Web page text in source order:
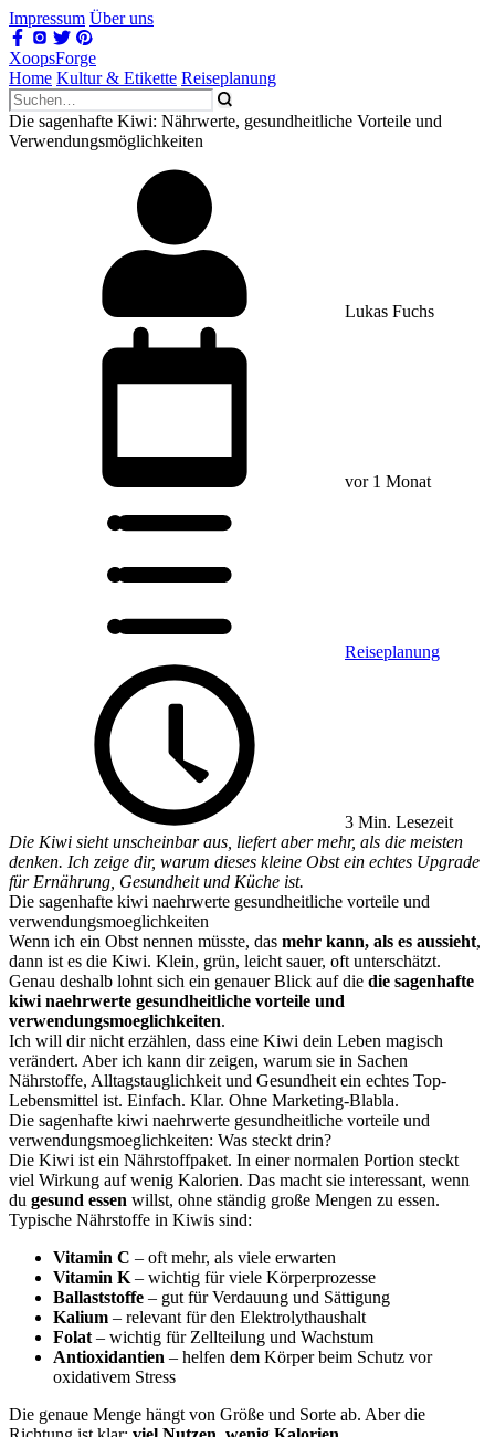
Impressum Über uns
XoopsForge
Home Kultur & Etikette Reiseplanung
Die sagenhafte Kiwi: Nährwerte, gesundheitliche Vorteile und
Verwendungsmöglichkeiten
Lukas Fuchs
vor 1 Monat
Reiseplanung
3 Min. Lesezeit
Die Kiwi sieht unscheinbar aus, liefert aber mehr, als die meisten
denken. Ich zeige dir, warum dieses kleine Obst ein echtes Upgrade
für Ernährung, Gesundheit und Küche ist.
Die sagenhafte kiwi naehrwerte gesundheitliche vorteile und
verwendungsmoeglichkeiten
Wenn ich ein Obst nennen müsste, das mehr kann, als es aussieht,
dann ist es die Kiwi. Klein, grün, leicht sauer, oft unterschätzt.
Genau deshalb lohnt sich ein genauer Blick auf die die sagenhafte
kiwi naehrwerte gesundheitliche vorteile und
verwendungsmoeglichkeiten.
Ich will dir nicht erzählen, dass eine Kiwi dein Leben magisch
verändert. Aber ich kann dir zeigen, warum sie in Sachen
Nährstoffe, Alltagstauglichkeit und Gesundheit ein echtes Top-
Lebensmittel ist. Einfach. Klar. Ohne Marketing-Blabla.
Die sagenhafte kiwi naehrwerte gesundheitliche vorteile und
verwendungsmoeglichkeiten: Was steckt drin?
Die Kiwi ist ein Nährstoffpaket. In einer normalen Portion steckt
viel Wirkung auf wenig Kalorien. Das macht sie interessant, wenn
du gesund essen willst, ohne ständig große Mengen zu essen.
Typische Nährstoffe in Kiwis sind:
Vitamin C – oft mehr, als viele erwarten
Vitamin K – wichtig für viele Körperprozesse
Ballaststoffe – gut für Verdauung und Sättigung
Kalium – relevant für den Elektrolythaushalt
Folat – wichtig für Zellteilung und Wachstum
Antioxidantien – helfen dem Körper beim Schutz vor
oxidativem Stress
Die genaue Menge hängt von Größe und Sorte ab. Aber die